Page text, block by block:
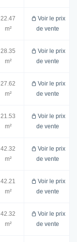
22.47
m²
Voir le prix
de vente
28.35
m²
Voir le prix
de vente
27.62
m²
Voir le prix
de vente
21.53
m²
Voir le prix
de vente
42.32
m²
Voir le prix
de vente
42.21
m²
Voir le prix
de vente
42.32
m²
Voir le prix
de vente